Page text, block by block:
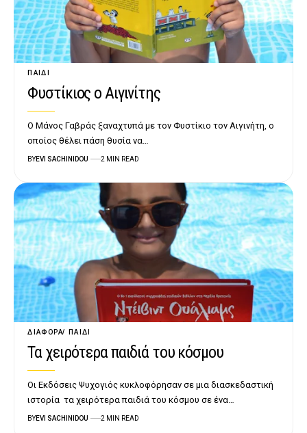
ΠΑΙΔΊ
Φυστίκιος ο Αιγινίτης
Ο Μάνος Γαβράς ξαναχτυπά με τον Φυστίκιο τον Αιγινήτη, ο
οποίος θέλει πάση θυσία να…
BYEVI SACHINIDOU 2 MIN READ
ΔΙΆΦΟΡΑ ΠΑΙΔΊ
Τα χειρότερα παιδιά του κόσμου
Οι Εκδόσεις Ψυχογιός κυκλοφόρησαν σε μια διασκεδαστική
ιστορία τα χειρότερα παιδιά του κόσμου σε ένα…
BYEVI SACHINIDOU 2 MIN READ